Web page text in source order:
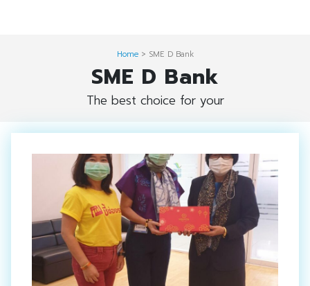
Media Solution
Trading & E-Commerce Solution
ข้อมูลบริษัท
จัดงานแสดงสินค้าและอีเว้นท์ต่าง ๆ
ติดต่อเรา
Home> SME D Bank
SME D Bank
The best choice for your